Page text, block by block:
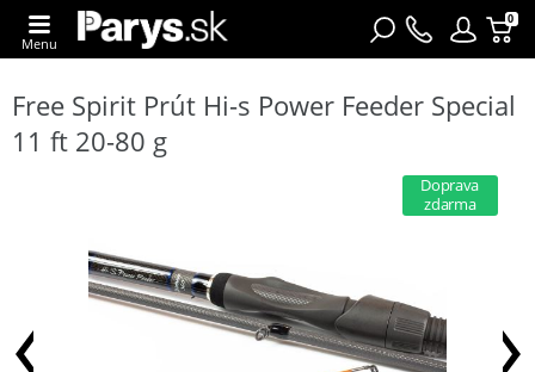
0
Menu
Free Spirit Prút Hi-s Power Feeder Special
11 ft 20-80 g
Doprava
zdarma